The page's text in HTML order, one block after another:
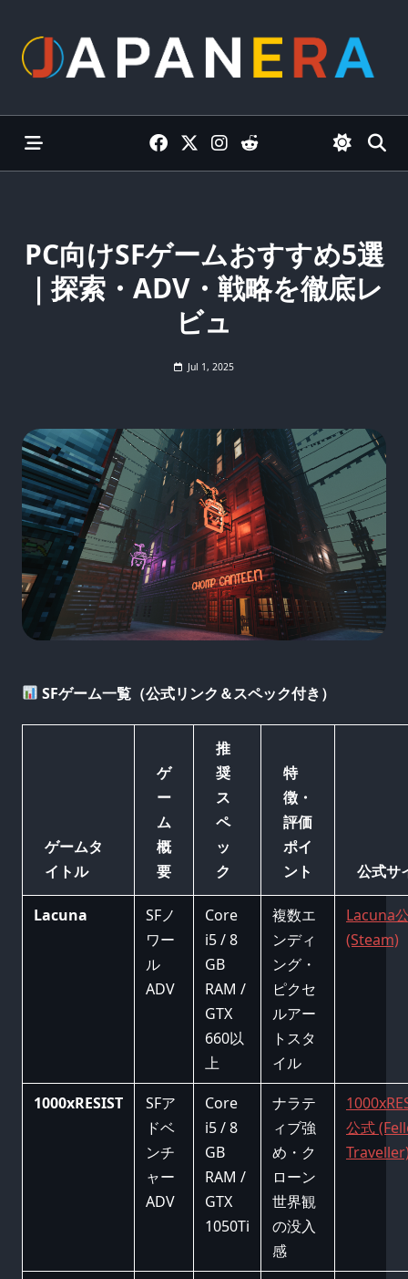
content
PC向けSFゲームおすすめ5選
｜探索・ADV・戦略を徹底レ
ビュ
Jul 1, 2025
SFゲーム一覧（公式リンク＆スペック付き）
ゲームタ
イトル
ゲ
ー
ム
概
要
推
奨
ス
ペ
ッ
ク
特
徴・
評価
ポイ
ント
公式サ
Lacuna
SFノ
ワー
ル
ADV
Core
i5 / 8
GB
RAM /
GTX
660以
上
複数エ
ンディ
ング・
ピクセ
ルアー
トスタ
イル
Lacuna
(Steam)
1000xRESIST
SFア
ドベ
ンチ
ャー
ADV
Core
i5 / 8
GB
RAM /
GTX
1050Ti
ナラテ
ィブ強
め・ク
ローン
世界観
の没入
感
公式